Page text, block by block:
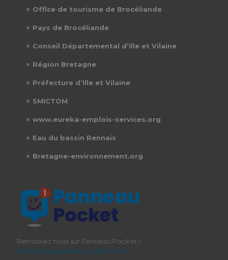
Office de tourisme de Brocéliande
Pays de Brocéliande
Conseil Départemental d’Ille et Vilaine
Région Bretagne
Préfecture d’Ille et Vilaine
SMICTOM
www.eureka-emplois-services.org
Eau du bassin Rennais
Bretagne-environnement.org
Retrouvez nous sur Panneau Pocket !
https://app.panneaupocket.com/